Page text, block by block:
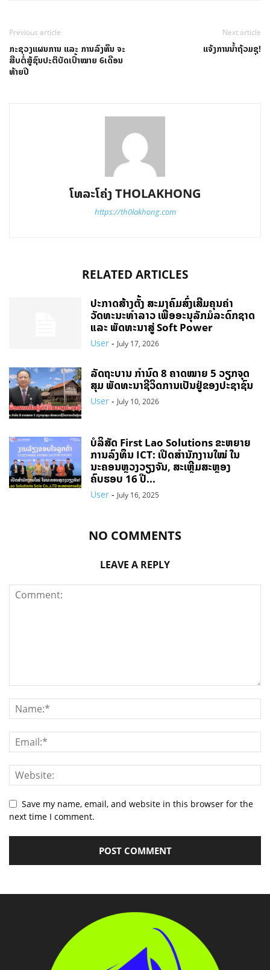
Previous article
ກະຊວງແຜນການ ແລະ ການລົງທຶນ ຈະ
ສືບຕໍ່ສູ້ຊົນປະຕິບັດເປົ້າໝາຍ 6ເດືອນ
ທ້າຍປີ
Next article
ແຈ້ງການນໍ້າຖ້ວມຊຸ!
ໂທລະໂຄ່ງ THOLAKHONG
https://th0lakhong.com
RELATED ARTICLES
ປະກາດສ້າງຕັ້ງ ສະມາຄົມສົ່ງເສີມຄຸນຄ່າ
ວັດທະນະທຳລາວ ເພື່ອອະນຸລັກມໍລະດົກຊາດ
ແລະ ພັດທະນາສູ່ Soft Power
User - July 17, 2026
ລັດຖະບານ ກຳນົດ 8 ຄາດໝາຍ 5 ວຽກຈຸດ
ສຸມ ພັດທະນາຊີວິດການເປັນຢູ່ຂອງປະຊາຊົນ
User - July 10, 2026
ບໍລິສັດ First Lao Solutions ຂະຫຍາຍ
ການລົງທຶນ ICT: ເປີດສຳນັກງານໃໝ່ ໃນ
ນະຄອນຫຼວງວຽງຈັນ, ສະເຫຼີມສະຫຼອງ
ຄົບຮອບ 16 ປີ...
User - July 16, 2025
NO COMMENTS
LEAVE A REPLY
Save my name, email, and website in this browser for the
next time I comment.